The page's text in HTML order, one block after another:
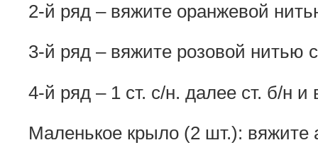
2-й ряд – вяжите оранжевой
3-й ряд – вяжите розовой нитью
4-й ряд – 1 ст. с/н. далее ст. б/н и
Маленькое крыло (2 шт.): вяжите